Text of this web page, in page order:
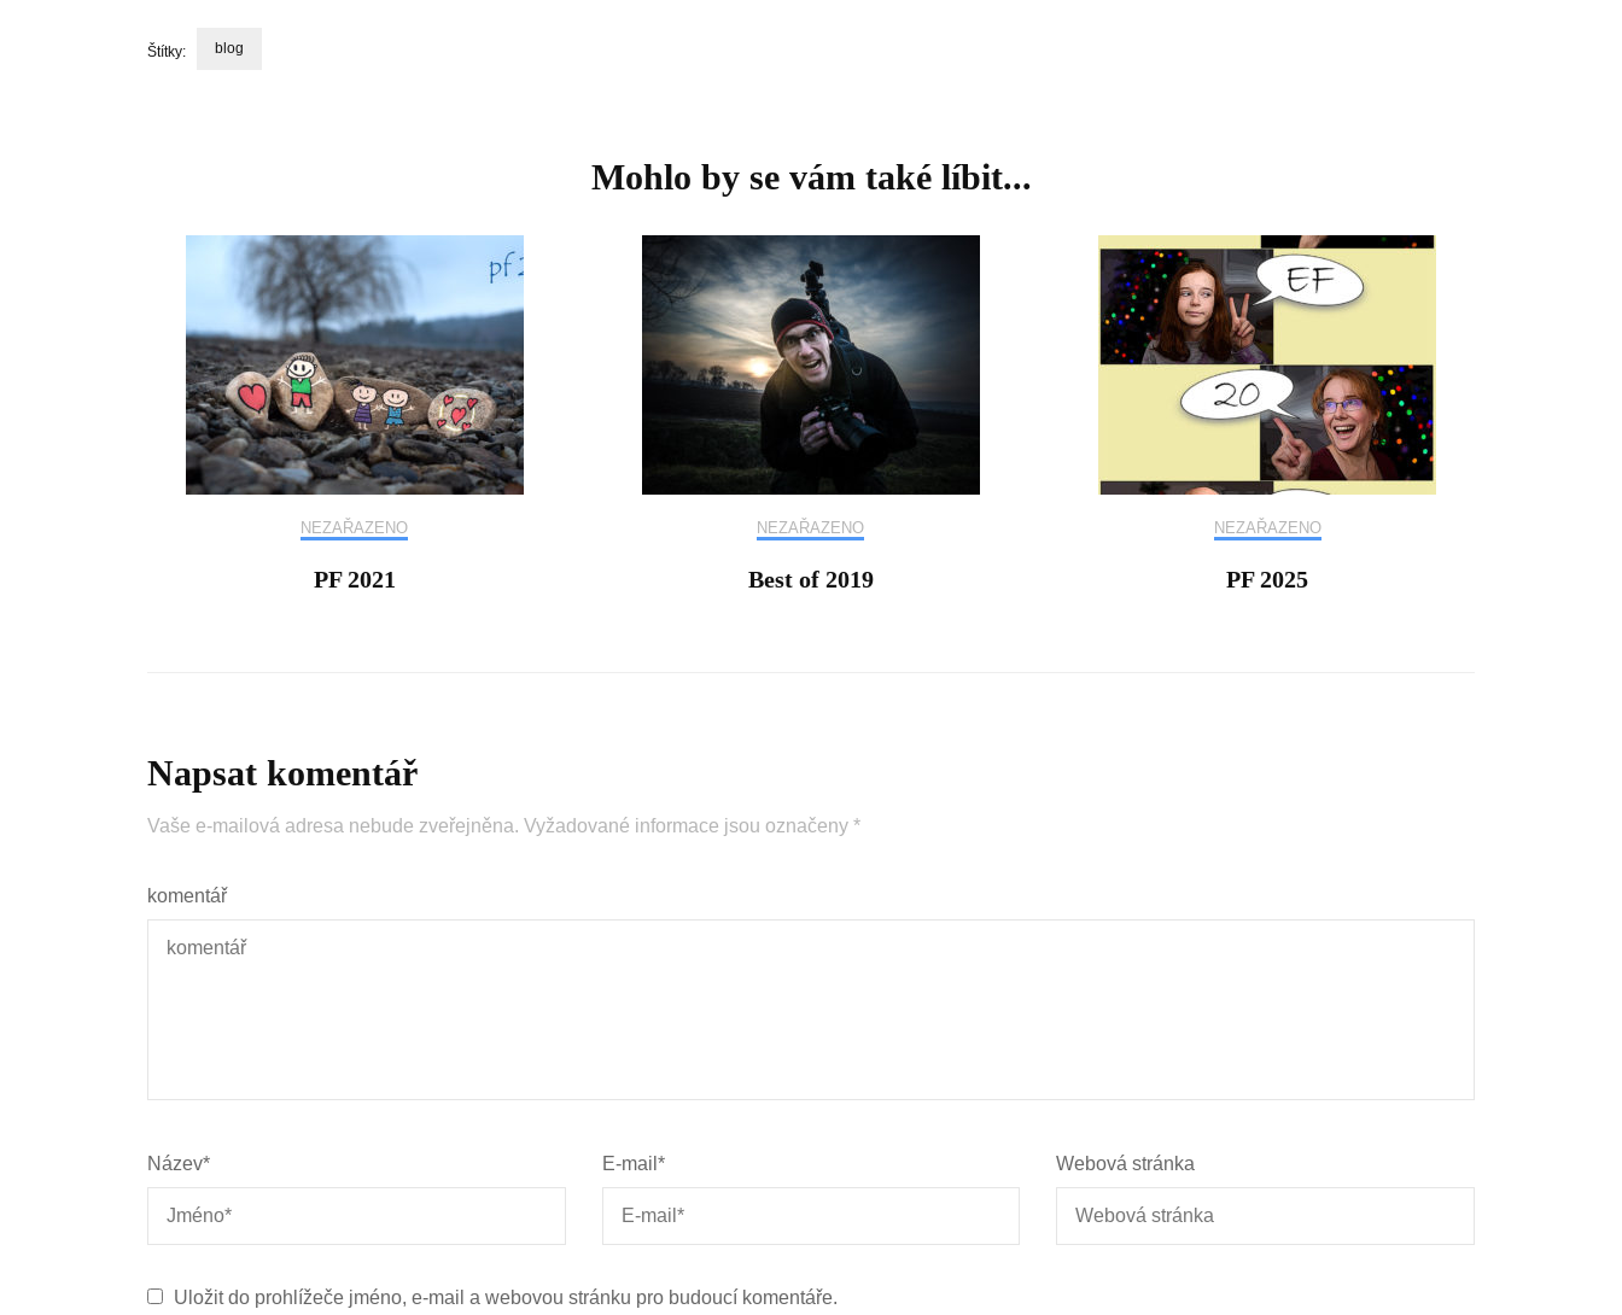
Štítky: blog
Mohlo by se vám také líbit...
NEZAŘAZENO
PF 2021
NEZAŘAZENO
Best of 2019
NEZAŘAZENO
PF 2025
Napsat komentář
Vaše e-mailová adresa nebude zveřejněna. Vyžadované informace jsou označeny *
komentář
Název* E-mail * Webová stránka
Uložit do prohlížeče jméno, e-mail a webovou stránku pro budoucí komentáře.